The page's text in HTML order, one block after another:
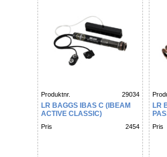
Produktnr. 29034
LR BAGGS IBAS C (IBEAM
ACTIVE CLASSIC)
Pris 2454
LR
Pris